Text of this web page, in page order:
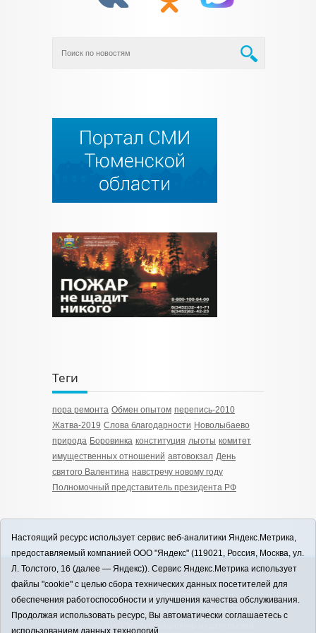
Теги
пора ремонта Обмен опытом перепись-2010
Жатва-2019 Слова благодарности Новолыбаево
природа Боровинка конституция льготы комитет
имущественных отношений автовокзал День
святого Валентина навстречу новому году
Полномочный представитель президента РФ
12+
ЗАВОДОУКОВСК online / Новости
Заводоуковского муниципального округа, 2026
Учредитель: АНО "Информационно-издательский
Настоящий ресурс использует сервис веб-аналитики Яндекс.Метрика,
предоставляемый компанией ООО "Яндекс" (119021, Россия, Москва, ул.
Л. Толстого, 16 (далее — Яндекс)). Сервис Яндекс.Метрика использует
файлы "cookie" с целью сбора технических данных посетителей для
обеспечения работоспособности и улучшения качества обслуживания.
Продолжая использовать ресурс, Вы автоматически соглашаетесь с
использованием данных технологий.